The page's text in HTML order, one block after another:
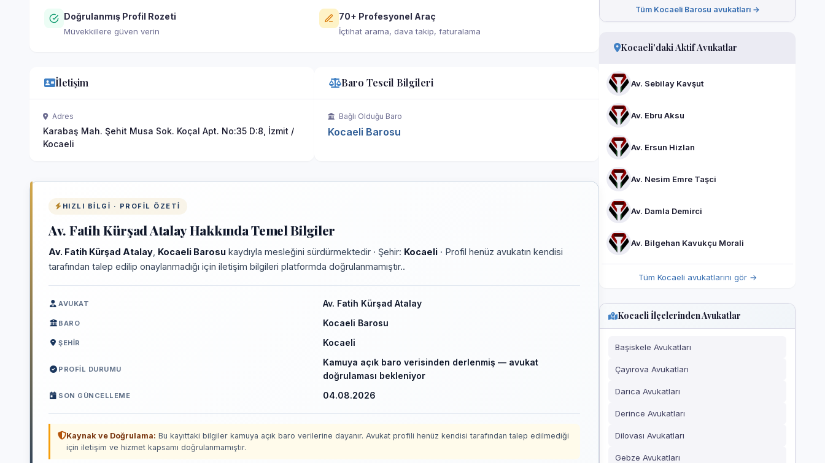
Doğrulanmış Profil Rozeti
Müvekkillere güven verin
70+ Profesyonel Araç
İçtihat arama, dava takip, faturalama
İletişim
Adres
Karabaş Mah. Şehit Musa Sok. Koçal Apt. No:35 D:8, İzmit /
Kocaeli
Baro Tescil Bilgileri
Bağlı Olduğu Baro
Kocaeli Barosu
HIZLI BILGI · PROFIL ÖZETI
Av. Fatih Kürşad Atalay Hakkında Temel Bilgiler
Av. Fatih Kürşad Atalay Kocaeli Barosu kaydıyla mesleğini sürdürmektedir · Şehir: Kocaeli · Profil henüz avukatın kendisi
tarafından talep edilip onaylanmadığı için iletişim bilgileri platformda doğrulanmamıştır..
AVUKAT Av. Fatih Kürşad Atalay
BARO Kocaeli Barosu
ŞEHIR Kocaeli
PROFIL DURUMU
Kamuya açık baro verisinden derlenmiş — avukat
doğrulaması bekleniyor
SON GÜNCELLEME 04.08.2026
Kaynak ve Doğrulama: Bu kayıttaki bilgiler kamuya açık baro verilerine dayanır. Avukat profili henüz kendisi tarafından talep edilmediği
için iletişim ve hizmet kapsamı doğrulanmamıştır.
Tüm Kocaeli Barosu avukatları →
Kocaeli'daki Aktif Avukatlar
Av. Sebilay Kavşut
Av. Ebru Aksu
Av. Ersun Hizlan
Av. Nesim Emre Taşci
Av. Damla Demirci
Av. Bilgehan Kavukçu Morali
Tüm Kocaeli avukatlarını gör →
Kocaeli İlçelerinden Avukatlar
Başiskele Avukatları
Çayırova Avukatları
Darıca Avukatları
Derince Avukatları
Dilovası Avukatları
Gebze Avukatları